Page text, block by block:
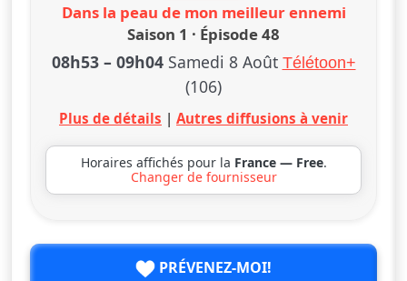
Dans la peau de mon meilleur ennemi
Saison 1 · Épisode 48
08h53– 09h04 Samedi 8 Août Télétoon+
(106)
Plus de détails | Autres diffusions à venir
Horaires affichés pour la France — Free.
Changer de fournisseur
PRÉVENEZ-MOI!